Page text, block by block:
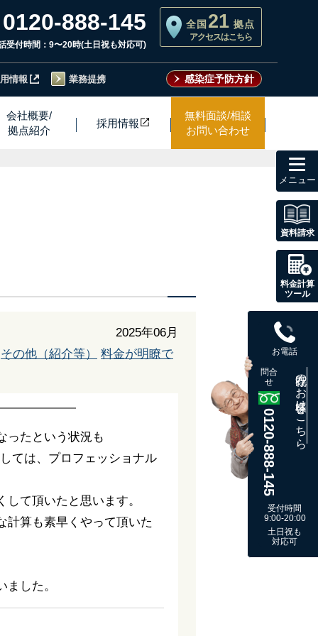
0120-888-145
受付時間：9〜20時(土日祝も対応可)
全国 21 拠点
アクセスはこちら
情報 業務提携 感染症予防方針
会社概要/
拠点紹介
採用情報
無料面談/相談
お問い合わせ
2025年06月
その他（紹介等）
料金が明瞭で
ったという状況も
ては、プロフェッショナル
て頂いたと思います。
計算も素早くやって頂いた
した。
資料請求
料金計算
ツール
お電話
問合
せ
0120-888-145
既存のお客様はこちら
受付時間
9:00-20:00
土日祝も
対応可